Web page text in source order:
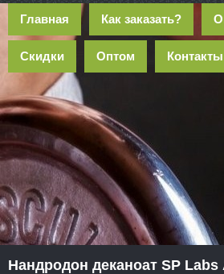
Главная Как заказать?
Скидки Оптом Контакты
Нандродон деканоат SP Labs